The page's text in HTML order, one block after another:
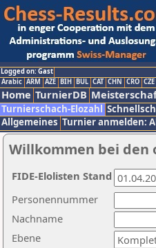
Logged on: Gast
Arabic ARM AZE BIH BUL CAT CHN CRO CZE
Home TurnierDB
Turnierschach-Elozahl
Allgemeines Turnier anmelden:
Willkommen bei den
Nachname
Ebene
Personennummer
FIDE-Elolisten Stand